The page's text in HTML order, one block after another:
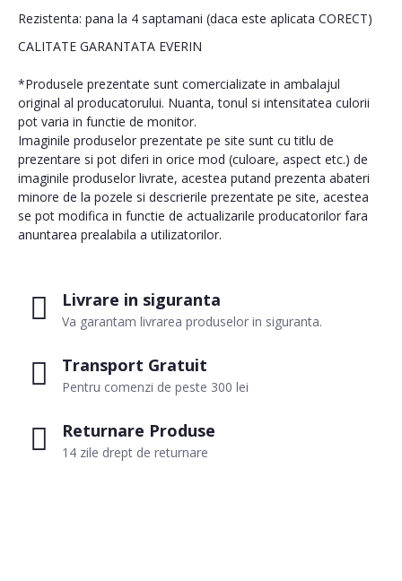
Livrare in siguranta
Va garantam livrarea produselor in siguranta.
Transport Gratuit
Pentru comenzi de peste 300 lei
Returnare Produse
14 zile drept de returnare
Rezistenta: pana la 4 saptamani (daca este aplicata CORECT)
CALITATE GARANTATA EVERIN
*Produsele prezentate sunt comercializate in ambalajul
original al producatorului. Nuanta, tonul si intensitatea culorii
pot varia in functie de monitor.
Imaginile produselor prezentate pe site sunt cu titlu de
prezentare si pot diferi in orice mod (culoare, aspect etc.) de
imaginile produselor livrate, acestea putand prezenta abateri
minore de la pozele si descrierile prezentate pe site, acestea
se pot modifica in functie de actualizarile producatorilor fara
anuntarea prealabila a utilizatorilor.